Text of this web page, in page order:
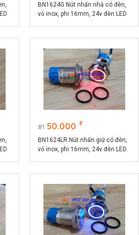
BN1624G Nút nhấn nhả có đèn,
vỏ inox, phi 16mm, 24v đèn LED
1 50.000 ₫
BN1624LR Nút nhấn giữ có đèn,
vỏ inox, phi 16mm, 24v đèn LED